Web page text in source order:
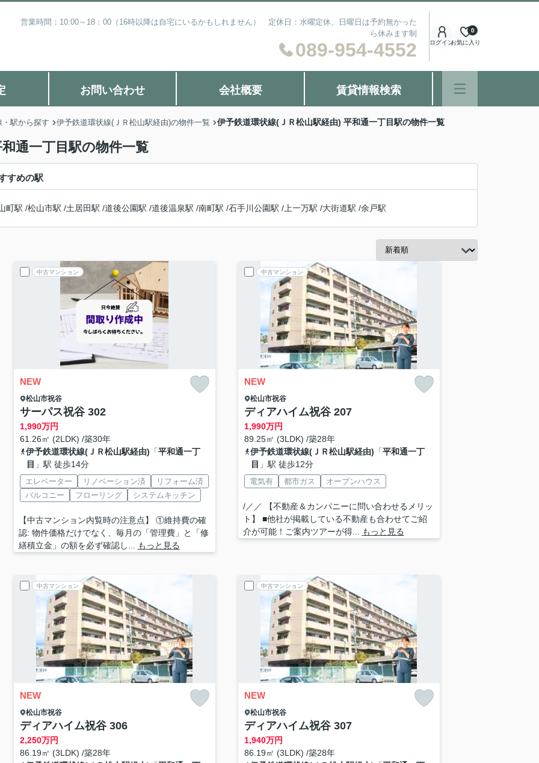
営業時間：10:00～18：00（16時以降は自宅にいるかもしれません） 定休日：水曜定休、日曜日は予約無かった
ら休みます制
089-954-4552 ログインお気に入り
0
お問い合わせ 会社概要 賃貸情報検索
・駅から探す 伊予鉄道環状線(ＪＲ松山駅経由)の物件一覧 伊予鉄道環状線(ＪＲ松山駅経由) 平和通一丁目駅の物件一覧
通一丁目駅の物件一覧
すめの駅
町駅 /松山市駅 /土居田駅 /道後公園駅 /道後温泉駅 /南町駅 /石手川公園駅 / 上一万駅 /大街道駅 /余戸駅
中古マンション
NEW
松山市祝谷
サーパス祝谷 302
1,990万円
61.26㎡ (2LDK) /築30年
伊予鉄道環状線(ＪＲ松山駅経由) 「平和通一丁
目 」駅 徒歩14分
エレベーター リノベーション済
リフォーム済
バルコニー
フローリング システムキッチン
【中古マンション内覧時の注意点】 ①維持費の確
認: 物件価格だけでなく、毎月の「管理費」と「修
繕積立金」の額を必ず確認し...
もっと見る
中古マンション
NEW
松山市祝谷
ディアハイム祝谷 207
1,990万円
89.25㎡ (3LDK) /築28年
伊予鉄道環状線(ＪＲ松山駅経由) 「平和通一丁
目 」駅 徒歩12分
電気有 都市ガス オープンハウス
/／／ 【不動産＆カンパニーに問い合わせるメリッ
ト】 ■他社が掲載している不動産も合わせてご紹
介が可能！ご案内ツアーが得...
もっと見る
中古マンション
NEW
松山市祝谷
ディアハイム祝谷 306
2,250万円
86.19㎡ (3LDK) /築28年
中古マンション
NEW
松山市祝谷
ディアハイム祝谷 307
1,940万円
86.19㎡ (3LDK) /築28年